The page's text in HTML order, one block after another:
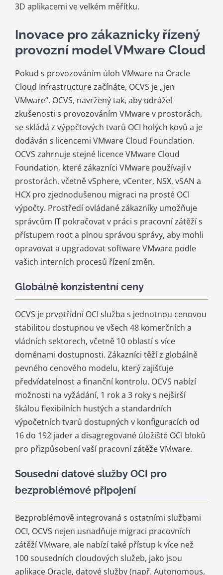
3D aplikacemi ve velkém měřítku.
Inovace pro zákaznicky řízený
provozní model VMware Cloud
Pokud s provozováním úloh VMware na Oracle
Cloud Infrastructure začínáte, OCVS je „jen
VMware“. OCVS, navržený tak, aby odrážel
zkušenosti s provozováním VMware v prostorách,
se skládá z výpočtových tvarů OCI holých kovů a je
dodáván s licencemi VMware Cloud Foundation.
OCVS zahrnuje stejné licence VMware Cloud
Foundation, které zákazníci VMware používají v
prostorách, včetně vSphere, vCenter, NSX, vSAN a
HCX pro zjednodušenou migraci na prosté OCI
výpočty. Prostředí ovládané zákazníky umožňuje
správcům IT pokračovat v práci s pracovní zátěží s
přístupem root a plnou správou správy, aby mohli
opravovat a upgradovat software VMware podle
vašich interních procesů řízení změn.
Globálně konzistentní ceny
OCVS je prvotřídní OCI služba s jednotnou cenovou
stabilitou dostupnou ve všech 48 komerčních a
vládních sektorech, včetně 10 oblastí s více
doménami dostupnosti. Zákazníci těží z globálně
pevného cenového modelu, který zajišťuje
předvídatelnost a finanční kontrolu. OCVS nabízí
možnosti na vyžádání, 1 rok a 3 roky s nejširší
škálou flexibilních hustých a standardních
výpočetních tvarů dostupných v konfiguracích od
16 do 192 jader a disagregované úložiště OCI bloků
pro přizpůsobení vaší pracovní zátěže VMware.
Sousední datové služby OCI pro
bezproblémové připojení
Bezproblémově integrovaná s ostatními službami
OCI, OCVS nejen usnadňuje migraci pracovních
zátěží VMware, ale nabízí také přístup k více než
100 sousedních cloudových služeb, jako jsou
aplikace Oracle, datové služby (např. Autonomous,